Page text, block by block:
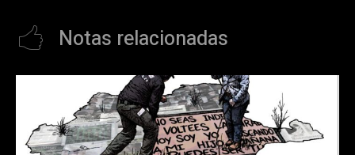
Notas relacionadas